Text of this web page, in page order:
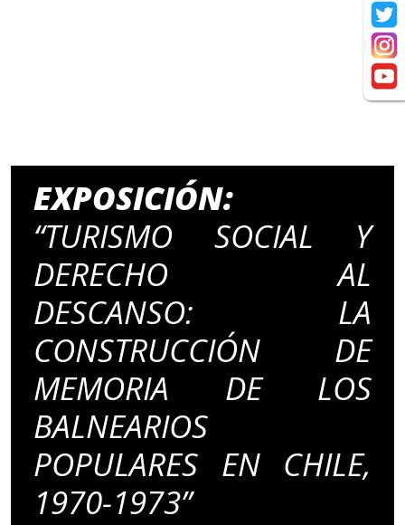
EXPOSICIÓN:
“TURISMO SOCIAL Y
DERECHO AL
DESCANSO: LA
CONSTRUCCIÓN DE
MEMORIA DE LOS
BALNEARIOS
POPULARES EN CHILE,
1970-1973”